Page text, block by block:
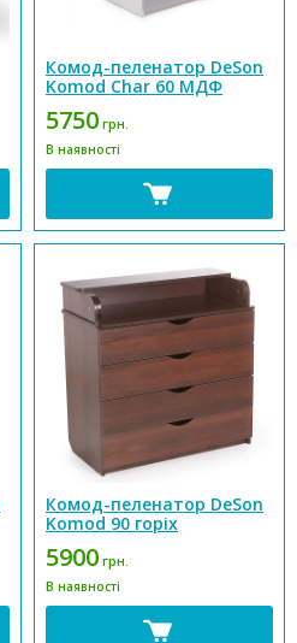
Комод-пеленатор DeSon
Komod Char 60 МДФ
5750 грн.
В наявності
Комод-пеленатор DeSon
Komod 90 горіх
5900 грн.
В наявності